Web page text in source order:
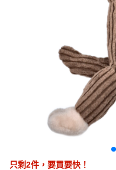
只剩2件， 要買要快！